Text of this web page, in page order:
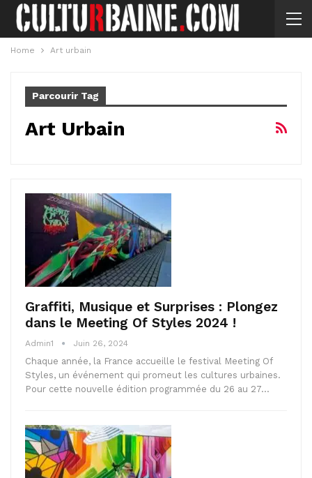
Home Art urbain
Parcourir Tag
Art Urbain
Graffiti, Musique et Surprises : Plongez
dans le Meeting Of Styles 2024 !
Admin1 Juin 26, 2024
Chaque année, la France accueille le festival Meeting Of
Styles, un événement qui promeut les cultures urbaines.
Pour cette nouvelle édition programmée du 26 au 27…